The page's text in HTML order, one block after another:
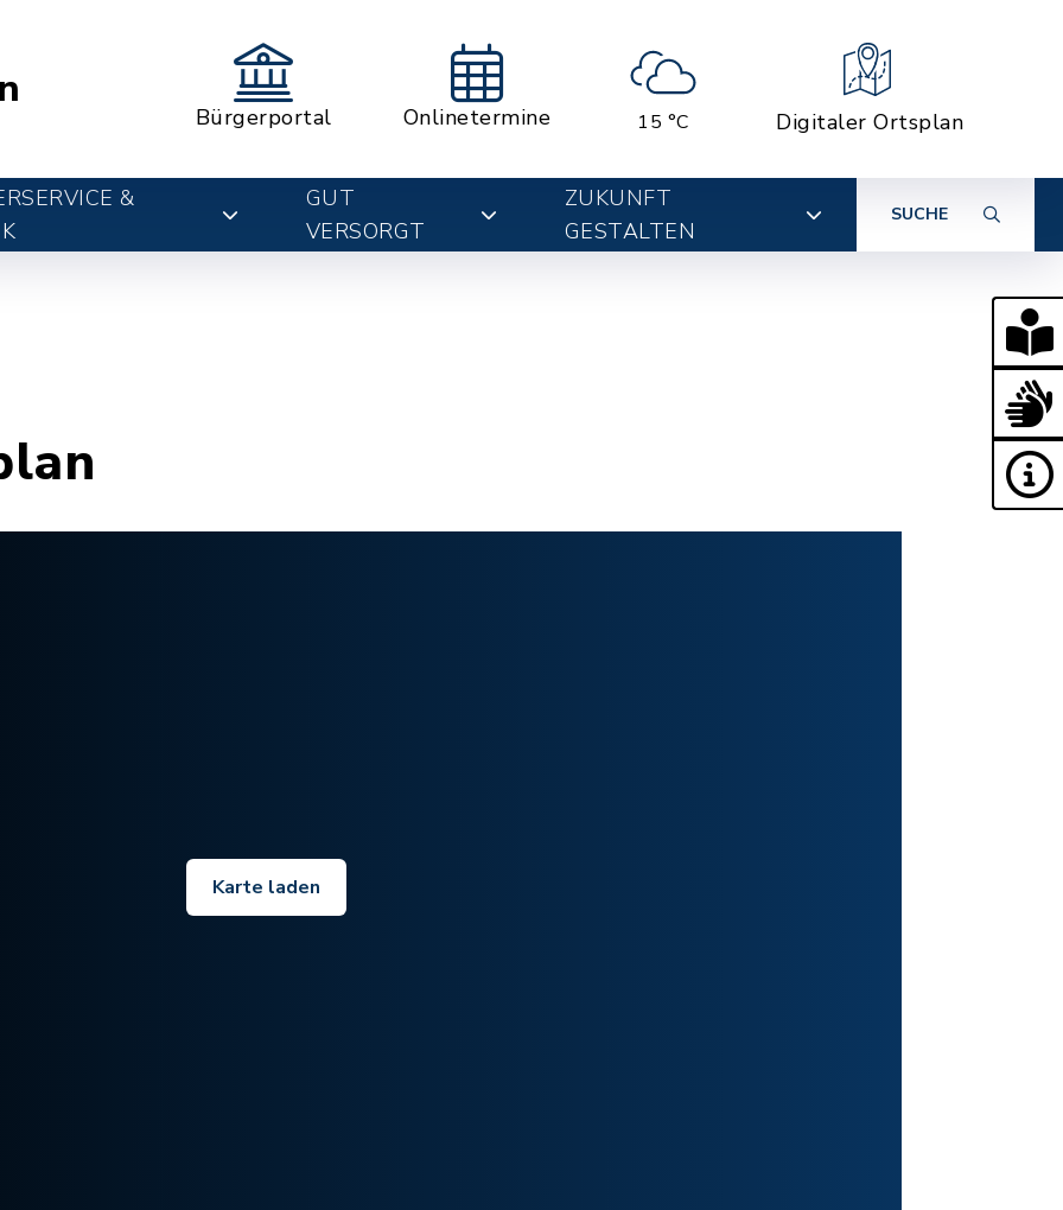
Bürgerportal Onlinetermine 15 °C Digitaler Ortsplan
&
GUT
VERSORGT
ZUKUNFT
GESTALTEN
SUCHE
Karte laden